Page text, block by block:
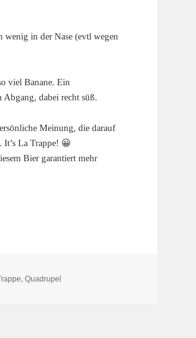
wenig in der Nase (evtl wegen
viel Banane. Ein
dabei recht süß.
Meinung, die darauf
It’s La Trappe! 😀
Bier garantiert mehr
,Quadrupel